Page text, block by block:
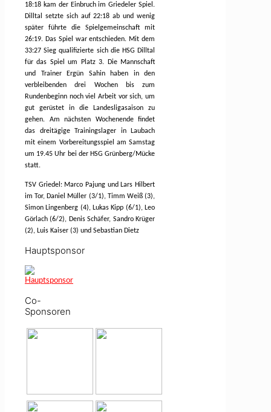
18:18 kam der Einbruch im Griedeler Spiel.
Dilltal setzte sich auf 22:18 ab und wenig
später führte die Spielgemeinschaft mit
26:19. Das Spiel war entschieden. Mit dem
33:27 Sieg qualifizierte sich die HSG Dilltal
für das Spiel um Platz 3. Die Mannschaft
und Trainer Ergün Sahin haben in den
verbleibenden drei Wochen bis zum
Rundenbeginn noch viel Arbeit vor sich, um
gut gerüstet in die Landesligasaison zu
gehen. Am nächsten Wochenende findet
das dreitägige Trainingslager in Laubach
mit einem Vorbereitungsspiel am Samstag
um 19.45 Uhr bei der HSG Grünberg/Mücke
statt.
TSV Griedel: Marco Pajung und Lars Hilbert
im Tor, Daniel Müller (3/1), Timm Weiß (3),
Simon Lingenberg (4), Lukas Kipp (6/1), Leo
Görlach (6/2), Denis Schäfer, Sandro Krüger
(2), Luis Kaiser (3) und Sebastian Dietz
Hauptsponsor
Co-
Sponsoren